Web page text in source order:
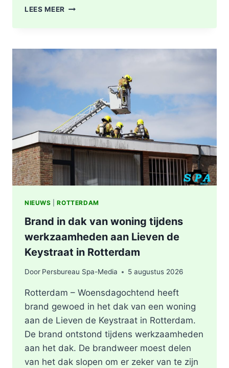
LEES MEER DODE
WONING
SENIORENFLAT
WATERTORENWEG
IN
ROTTERDAM
NIEUWS |ROTTERDAM
Brand in dak van woning tijdens
werkzaamheden aan Lieven de
Keystraat in Rotterdam
Door Persbureau Spa-Media 5 augustus 2026
Rotterdam – Woensdagochtend heeft
brand gewoed in het dak van een woning
aan de Lieven de Keystraat in Rotterdam.
De brand ontstond tijdens werkzaamheden
aan het dak. De brandweer moest delen
van het dak slopen om er zeker van te zijn